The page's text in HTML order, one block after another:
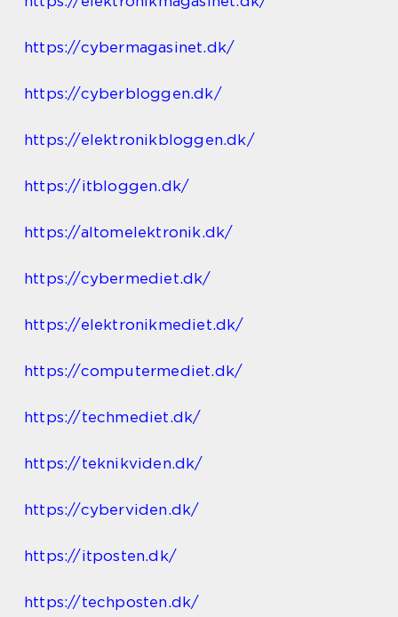
https://cybermagasinet.dk/
https://cyberbloggen.dk/
https://elektronikbloggen.dk/
https://itbloggen.dk/
https://altomelektronik.dk/
https://cybermediet.dk/
https://elektronikmediet.dk/
https://computermediet.dk/
https://techmediet.dk/
https://teknikviden.dk/
https://cyberviden.dk/
https://itposten.dk/
https://techposten.dk/